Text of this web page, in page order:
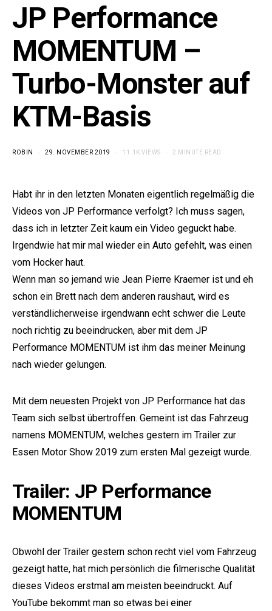
JP Performance
MOMENTUM –
Turbo-Monster auf
KTM-Basis
ROBIN 29. NOVEMBER 2019 11.1K VIEWS 2 MINUTE READ
Habt ihr in den letzten Monaten eigentlich regelmäßig die
Videos von JP Performance verfolgt? Ich muss sagen,
dass ich in letzter Zeit kaum ein Video geguckt habe.
Irgendwie hat mir mal wieder ein Auto gefehlt, was einen
vom Hocker haut.
Wenn man so jemand wie Jean Pierre Kraemer ist und eh
schon ein Brett nach dem anderen raushaut, wird es
verständlicherweise irgendwann echt schwer die Leute
noch richtig zu beeindrucken, aber mit dem JP
Performance MOMENTUM ist ihm das meiner Meinung
nach wieder gelungen.
Mit dem neuesten Projekt von JP Performance hat das
Team sich selbst übertroffen. Gemeint ist das Fahrzeug
namens MOMENTUM, welches gestern im Trailer zur
Essen Motor Show 2019 zum ersten Mal gezeigt wurde.
Trailer: JP Performance
MOMENTUM
Obwohl der Trailer gestern schon recht viel vom Fahrzeug
gezeigt hatte, hat mich persönlich die filmerische Qualität
dieses Videos erstmal am meisten beeindruckt. Auf
YouTube bekommt man so etwas bei einer